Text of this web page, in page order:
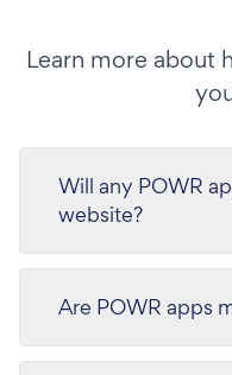
Learn more about
Will any POWR
website?
Are POWR apps